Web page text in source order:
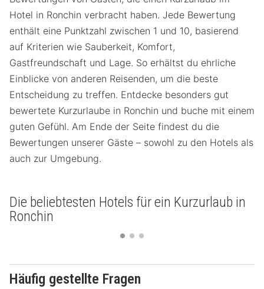
Hotel in Ronchin verbracht haben. Jede Bewertung
enthält eine Punktzahl zwischen 1 und 10, basierend
auf Kriterien wie Sauberkeit, Komfort,
Gastfreundschaft und Lage. So erhältst du ehrliche
Einblicke von anderen Reisenden, um die beste
Entscheidung zu treffen. Entdecke besonders gut
bewertete Kurzurlaube in Ronchin und buche mit einem
guten Gefühl. Am Ende der Seite findest du die
Bewertungen unserer Gäste – sowohl zu den Hotels als
auch zur Umgebung.
Die beliebtesten Hotels für ein Kurzurlaub in
Ronchin
Häufig gestellte Fragen